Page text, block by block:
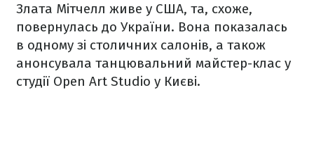
Злата Мітчелл живе у США, та, схоже,
повернулась до України. Вона показалась
в одному зі столичних салонів, а також
анонсувала танцювальний майстер-клас у
студії Open Art Studio у Києві.